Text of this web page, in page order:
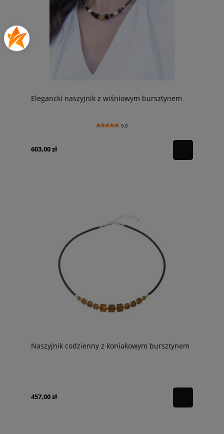
Elegancki naszyjnik z wiśniowym bursztynem
5.0
603,00 zł
Naszyjnik codzienny z koniakowym bursztynem
457,00 zł